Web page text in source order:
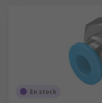
En stock